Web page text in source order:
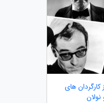
کارگردان های